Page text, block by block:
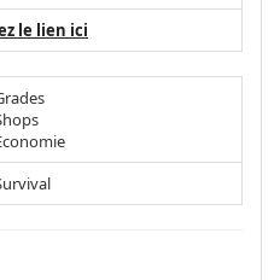
le lien ici